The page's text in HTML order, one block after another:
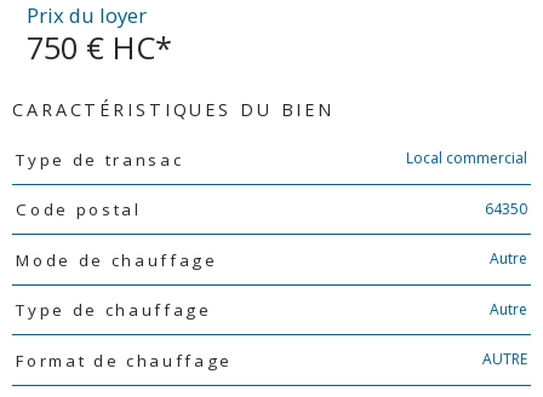
Prix du loyer
750 € HC*
CARACTÉRISTIQUES DU BIEN
Caractéristiques Valeurs
Type de transac Local commercial
Code postal 64350
Mode de chauffage Autre
Type de chauffage Autre
Format de chauffage AUTRE